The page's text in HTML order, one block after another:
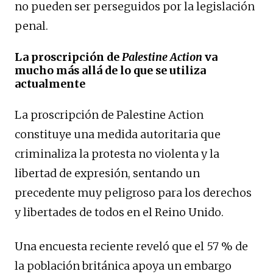
no pueden ser perseguidos por la legislación
penal.
La proscripción dePalestine Actionva
mucho más allá de lo que se utiliza
actualmente
La proscripción de Palestine Action
constituye una medida autoritaria que
criminaliza la protesta no violenta y la
libertad de expresión, sentando un
precedente muy peligroso para los derechos
y libertades de todos en el Reino Unido.
Una encuesta reciente reveló que el 57 % de
la población británica apoya un embargo